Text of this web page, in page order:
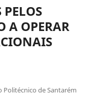
PELOS
A OPERAR
Politécnico de Santarém